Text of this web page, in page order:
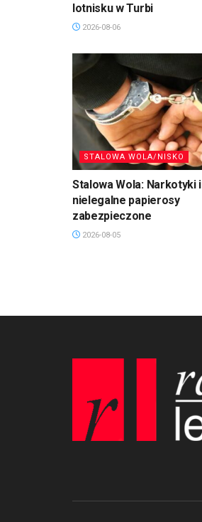
lotnisku w Turbi
2026-08-06
STALOWA WOLA/NISKO
Stalowa Wola: Narkotyki i
nielegalne papierosy
zabezpieczone
2026-08-05